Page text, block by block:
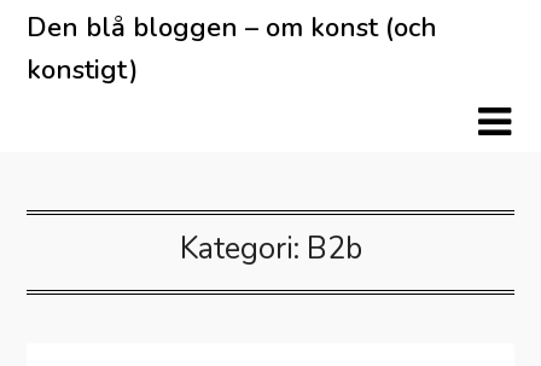
Skip
content
Den blå bloggen – om konst (och
konstigt)
Kategori: B2b